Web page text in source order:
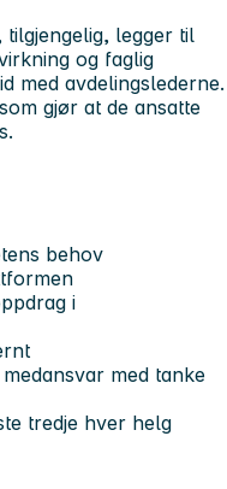
legger til
og faglig
med avdelingslederne.
gjør at de ansatte
behov
i
med tanke
tredje hver helg